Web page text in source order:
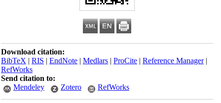
Download citation:
BibTeX|RIS|EndNote|Medlars|ProCite|Reference Manager
RefWorks
Send citation to:
Mendeley
Zotero RefWorks